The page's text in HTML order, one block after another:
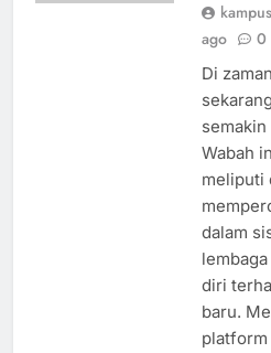
ago
0
Di
Wabah
meliputi
dalam
diri
baru.
platform